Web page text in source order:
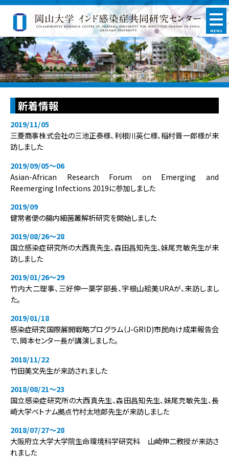
MENU
新着情報
2019/11/05
三菱商事株式会社の三池正泰様、利根川英仁様、稲村晋一郎様が来
訪しました
2019/09/05〜06
Asian-African Research Forum on Emerging and
Reemerging Infections 2019に参加しました
2019/09
健常者便の腸内細菌叢解析研究を開始しました
2019/08/26〜28
国立感染症研究所の大西真先生、森田昌知先生、妹尾充敏先生が来
訪しました
2019/01/26～29
竹内大二理事、三好伸一薬学部長、宇根山絵美URAが、来訪しまし
た。
2019/01/18
感染症研究国際展開戦略プログラム（J-GRID)市民向け成果報告会
で、岡本センター長が講演しました。
2018/11/22
竹田美文先生が来訪されました
2018/08/21～23
国立感染症研究所の大西真先生、森田昌知先生、妹尾充敏先生、長
崎大学ベトナム拠点竹村太地郎先生が来訪しました
2018/07/27～28
大阪府立大学大学院生命環境科学研究科 山崎伸二教授が来訪さ
れました